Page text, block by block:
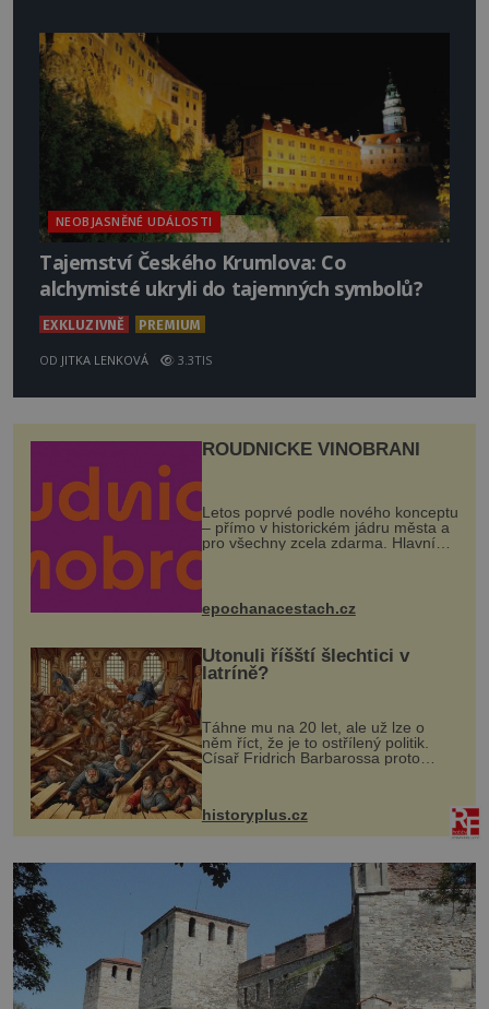
NEOBJASNĚNÉ UDÁLOSTI
Tajemství Českého Krumlova: Co
alchymisté ukryli do tajemných symbolů?
EXKLUZIVNĚ PREMIUM
OD JITKA LENKOVÁ 3.3TIS
ROUDNICKÉ VINOBRANÍ
Letos poprvé podle nového konceptu
– přímo v historickém jádru města a
pro všechny zcela zdarma. Hlavní
program se odehraje na Karlově a
mohou těšit na víno, burčák, pes...
epochanacestach.cz
Utonuli říšští šlechtici v
latríně?
Táhne mu na 20 let, ale už lze o
něm říct, že je to ostřílený politik.
Císař Fridrich Barbarossa proto
posílá svého syna a dědice Jindřicha
VI. do Erfurtu, aby se stal
prostředníkem při řešení sporu m...
historyplus.cz